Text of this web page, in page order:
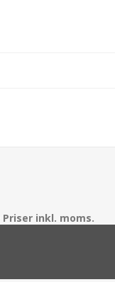
Priser inkl. moms.